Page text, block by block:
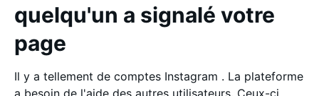
quelqu'un a signalé votre
page
Il y a tellement de comptes Instagram . La plateforme
a besoin de l'aide des autres utilisateurs. Ceux-ci